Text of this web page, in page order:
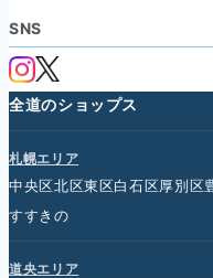
SNS
全道のショップス
札幌エリア
中央区北区東区白石区厚別区
すすきの
道央エリア